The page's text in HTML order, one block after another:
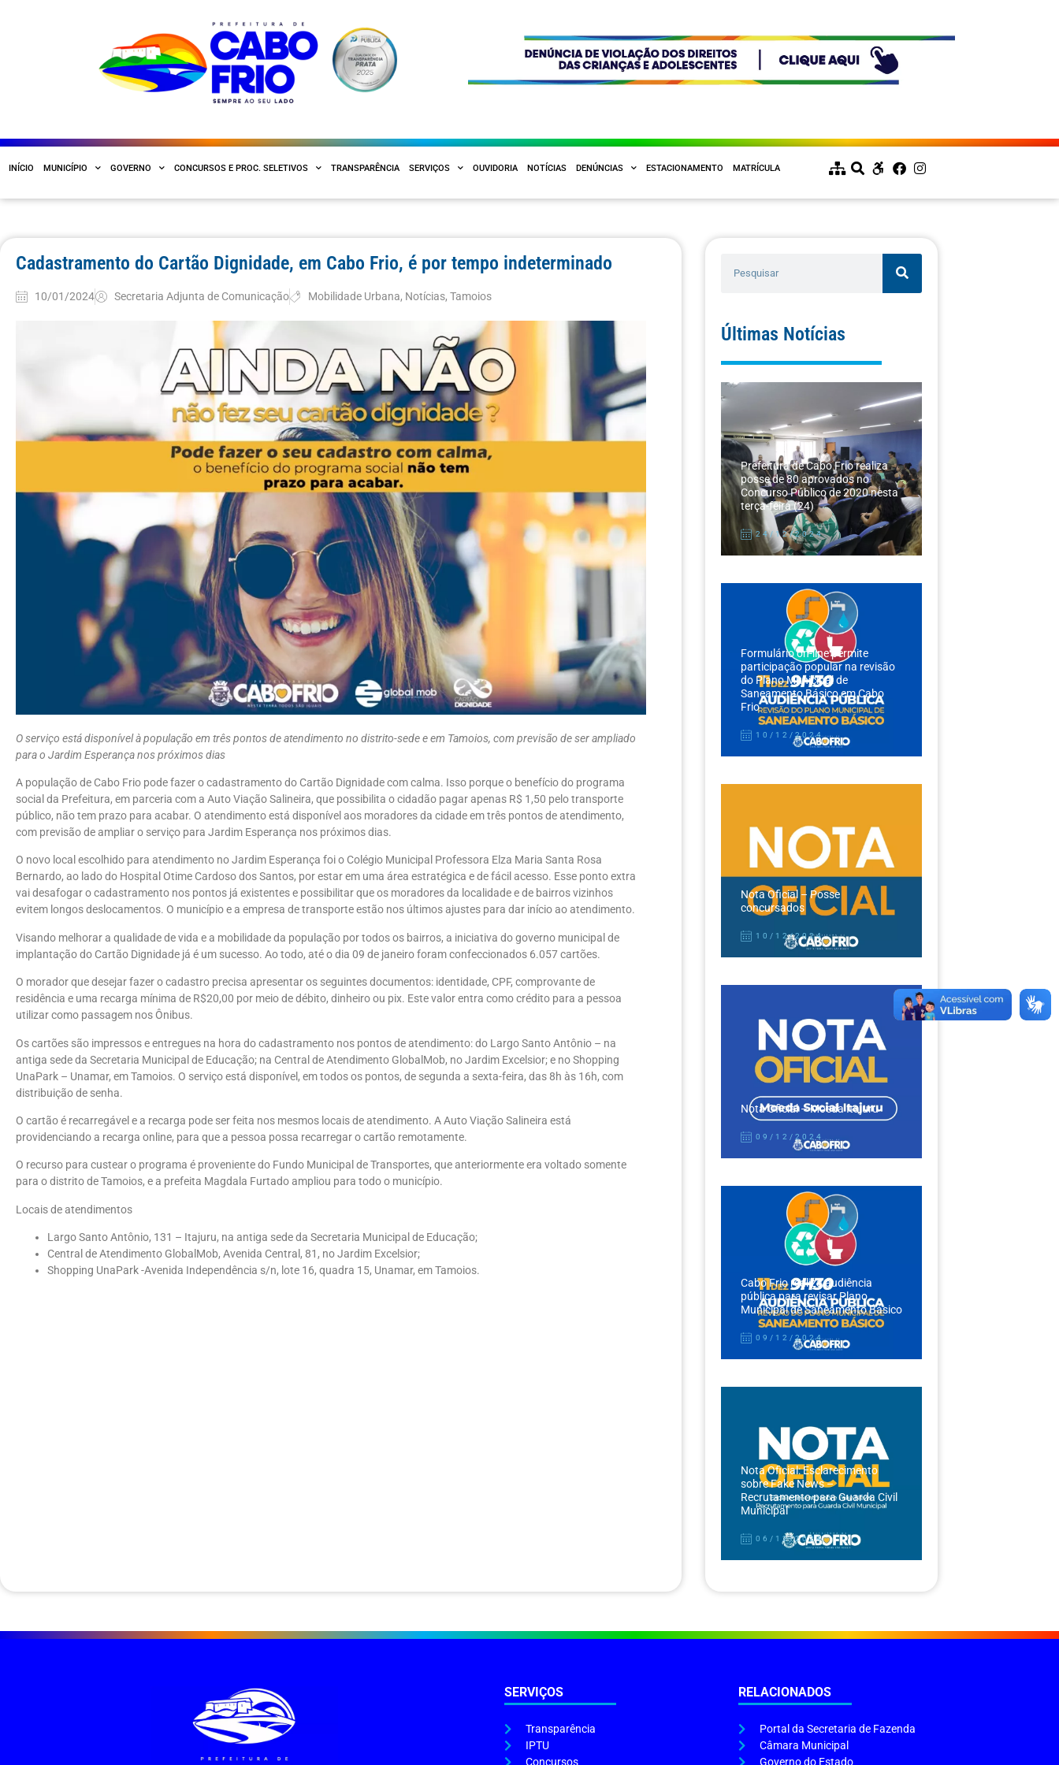
INÍCIO MUNICÍPIO GOVERNO CONCURSOS E PROC. SELETIVOS TRANSPARÊNCIA SERVIÇOS OUVIDORIA NOTÍCIAS DENÚNCIAS ESTACIONAMENTO MATRÍCULA
Cadastramento do Cartão Dignidade, em Cabo Frio, é por tempo indeterminado
10/01/2024 Secretaria Adjunta de Comunicação Mobilidade Urbana, Notícias,Tamoios
O serviço está disponível à população em três pontos de atendimento no distrito-sede e em Tamoios, com previsão de ser ampliado
para o Jardim Esperança nos próximos dias
A população de Cabo Frio pode fazer o cadastramento do Cartão Dignidade com calma. Isso porque o benefício do programa
social da Prefeitura, em parceria com a Auto Viação Salineira, que possibilita o cidadão pagar apenas R$ 1,50 pelo transporte
público, não tem prazo para acabar. O atendimento está disponível aos moradores da cidade em três pontos de atendimento,
com previsão de ampliar o serviço para Jardim Esperança nos próximos dias.
O novo local escolhido para atendimento no Jardim Esperança foi o Colégio Municipal Professora Elza Maria Santa Rosa
Bernardo, ao lado do Hospital Otime Cardoso dos Santos, por estar em uma área estratégica e de fácil acesso. Esse ponto extra
vai desafogar o cadastramento nos pontos já existentes e possibilitar que os moradores da localidade e de bairros vizinhos
evitem longos deslocamentos. O município e a empresa de transporte estão nos últimos ajustes para dar início ao atendimento.
Visando melhorar a qualidade de vida e a mobilidade da população por todos os bairros, a iniciativa do governo municipal de
implantação do Cartão Dignidade já é um sucesso. Ao todo, até o dia 09 de janeiro foram confeccionados 6.057 cartões.
O morador que desejar fazer o cadastro precisa apresentar os seguintes documentos: identidade, CPF, comprovante de
residência e uma recarga mínima de R$20,00 por meio de débito, dinheiro ou pix. Este valor entra como crédito para a pessoa
utilizar como passagem nos Ônibus.
Os cartões são impressos e entregues na hora do cadastramento nos pontos de atendimento: do Largo Santo Antônio – na
antiga sede da Secretaria Municipal de Educação; na Central de Atendimento GlobalMob, no Jardim Excelsior; e no Shopping
UnaPark – Unamar, em Tamoios. O serviço está disponível, em todos os pontos, de segunda a sexta-feira, das 8h às 16h, com
distribuição de senha.
O cartão é recarregável e a recarga pode ser feita nos mesmos locais de atendimento. A Auto Viação Salineira está
providenciando a recarga online, para que a pessoa possa recarregar o cartão remotamente.
O recurso para custear o programa é proveniente do Fundo Municipal de Transportes, que anteriormente era voltado somente
para o distrito de Tamoios, e a prefeita Magdala Furtado ampliou para todo o município.
Locais de atendimentos
Largo Santo Antônio, 131 – Itajuru, na antiga sede da Secretaria Municipal de Educação;
Central de Atendimento GlobalMob, Avenida Central, 81, no Jardim Excelsior;
Shopping UnaPark -Avenida Independência s/n, lote 16, quadra 15, Unamar, em Tamoios.
Últimas Notícias
Prefeitura de Cabo Frio realiza
posse de 80 aprovados no
Concurso Público de 2020 nesta
terça-feira (24)
24/12/2024
Formulário on-line permite
participação popular na revisão
do Plano Municipal de
Saneamento Básico em Cabo
Frio
10/12/2024
Nota Oficial – Posse
concursados
10/12/2024
Nota Oficial – Moeda Itajuru
09/12/2024
Cabo Frio realiza audiência
pública para revisar Plano
Municipal de Saneamento Básico
09/12/2024
Nota Oficial: Esclarecimento
sobre Fake News –
Recrutamento para Guarda Civil
Municipal
06/12/2024
SERVIÇOS
Transparência
IPTU
Concursos
RELACIONADOS
Portal da Secretaria de Fazenda
Câmara Municipal
Governo do Estado